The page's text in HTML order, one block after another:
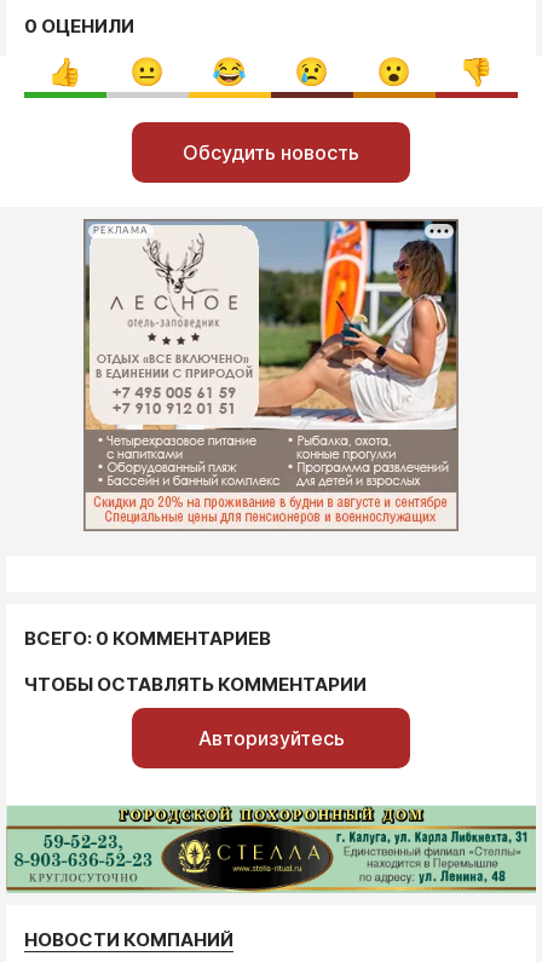
0 ОЦЕНИЛИ
Обсудить новость
РЕКЛАМА
ВСЕГО: 0 КОММЕНТАРИЕВ
ЧТОБЫ ОСТАВЛЯТЬ КОММЕНТАРИИ
Авторизуйтесь
НОВОСТИ КОМПАНИЙ